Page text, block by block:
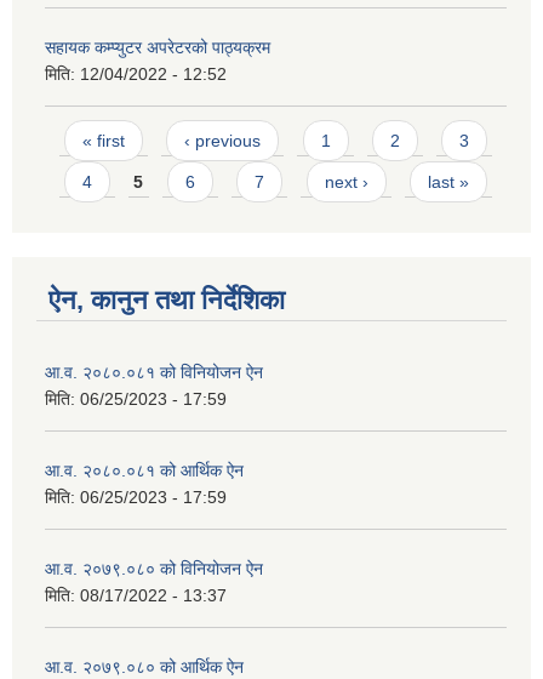
सहायक कम्प्युटर अपरेटरको पाठ्यक्रम
मिति: 12/04/2022 - 12:52
Pages
« first ‹ previous 1 2 3
4 5 6 7 next › last »
ऐन, कानुन तथा निर्देशिका
आ.व. २०८०.०८१ को विनियोजन ऐन
मिति: 06/25/2023 - 17:59
आ.व. २०८०.०८१ को आर्थिक ऐन
मिति: 06/25/2023 - 17:59
आ.व. २०७९.०८० को विनियोजन ऐन
मिति: 08/17/2022 - 13:37
आ.व. २०७९.०८० को आर्थिक ऐन